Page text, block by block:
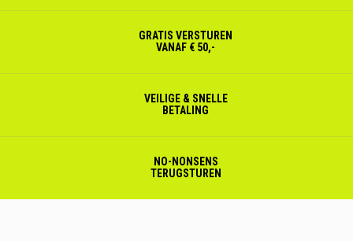
GRATIS VERSTUREN
VANAF € 50,-
VEILIGE & SNELLE
BETALING
NO-NONSENS
TERUGSTUREN